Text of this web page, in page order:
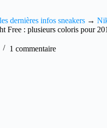
dernières infos sneakers →
Free : plusieurs coloris pour
1 commentaire